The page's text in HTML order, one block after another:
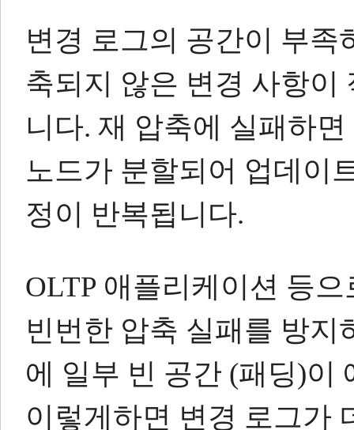
변경 로그의 공간이 부족
축되지 않은 변경 사항이
니다. 재 압축에 실패하
노드가 분할되어 업데이
정이 반복됩니다.
OLTP 애플리케이션 등
빈번한 압축 실패를 방
에 일부 빈 공간 (패딩)이
이렇게하면 변경 로그가